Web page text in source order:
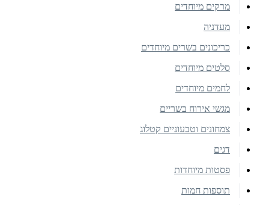
מרקים מיוחדים
מעדניה
כריכונים בשרים מיוחדים
סלטים מיוחדים
לחמים מיוחדים
מגשי אירוח בשריים
צמחונים וטבעוניים קטלוג
דגים
פסטות מיוחדות
תוספות חמות